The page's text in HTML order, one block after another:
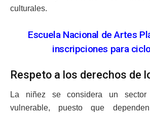
culturales.
Escuela Nacional de Artes
inscripciones para
Respeto a los derechos de
La niñez se considera un
vulnerable, puesto que